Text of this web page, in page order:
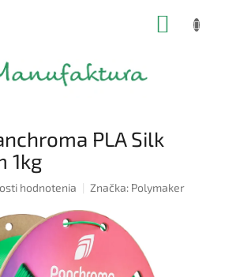
PLA Silk
1kg
hodnotenia Značka: Polymaker